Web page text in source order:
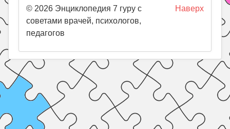
Наверх
© 2026 Энциклопедия 7 гуру с
советами врачей, психологов,
педагогов